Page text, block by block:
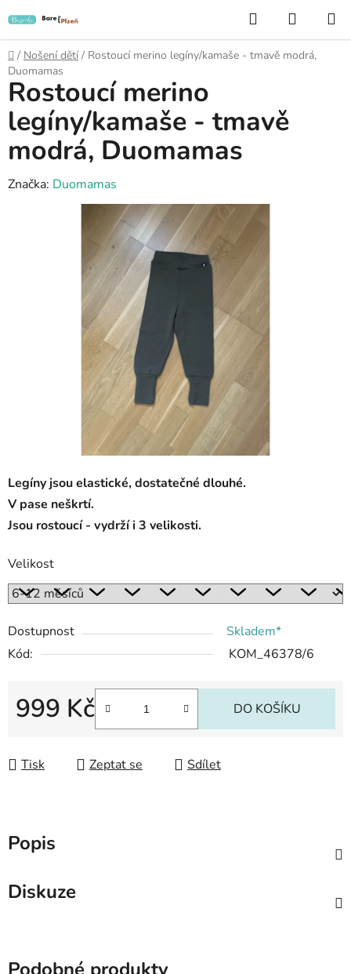
na
obsah
Hledat
KOŠÍK
Domů
/ Nošení dětí / Rostoucí merino legíny/kamaše - tmavě modrá,
Duomamas
Legíny jsou elastické, dostatečné dlouhé.
V pase neškrtí.
Jsou rostoucí - vydrží i 3 velikosti.
Velikost
Dostupnost
Skladem*
Kód:
KOM_46378/6
999 Kč DO KOŠÍKU
Tisk Zeptat se Sdílet
Rostoucí merino
legíny/kamaše - tmavě
modrá, Duomamas
Značka: Duomamas
Popis
Diskuze